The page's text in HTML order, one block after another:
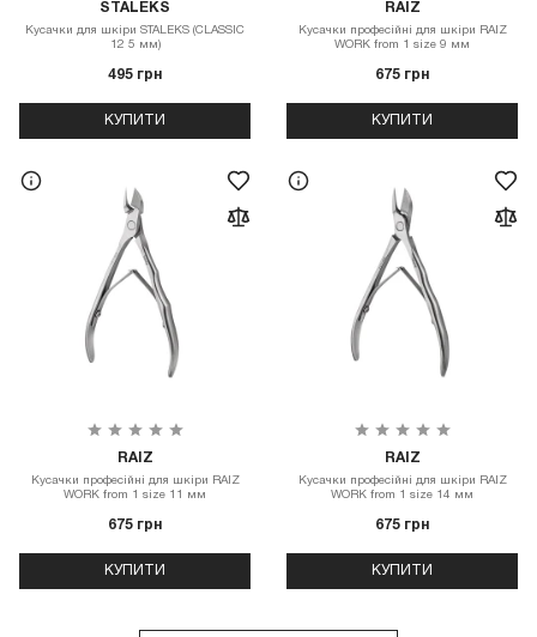
STALEKS
Кусачки для шкіри STALEKS (CLASSIC
12 5 мм)
495 грн
КУПИТИ
RAIZ
Кусачки професійні для шкіри RAIZ
WORK from 1 size 9 мм
675 грн
КУПИТИ
RAIZ
Кусачки професійні для шкіри RAIZ
WORK from 1 size 11 мм
675 грн
КУПИТИ
RAIZ
Кусачки професійні для шкіри RAIZ
WORK from 1 size 14 мм
675 грн
КУПИТИ